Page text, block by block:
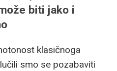
biti jako i
klasičnoga
smo se pozabaviti